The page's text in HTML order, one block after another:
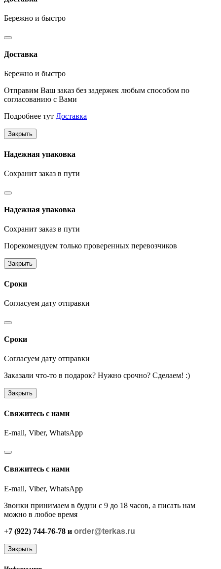
Бережно и быстро
Доставка
Бережно и быстро
Отправим Ваш заказ без задержек любым способом по
согласованию с Вами
Подробнее тут Доставка
Закрыть
Надежная упаковка
Сохранит заказ в пути
Надежная упаковка
Сохранит заказ в пути
Порекомендуем только проверенных перевозчиков
Закрыть
Сроки
Согласуем дату отправки
Сроки
Согласуем дату отправки
Заказали что-то в подарок? Нужно срочно? Сделаем! :)
Закрыть
Свяжитесь с нами
E-mail, Viber, WhatsApp
Свяжитесь с нами
E-mail, Viber, WhatsApp
Звонки принимаем в будни с 9 до 18 часов, а писать нам
можно в любое время
+7 (922) 744-76-78 и order@terkas.ru
Закрыть